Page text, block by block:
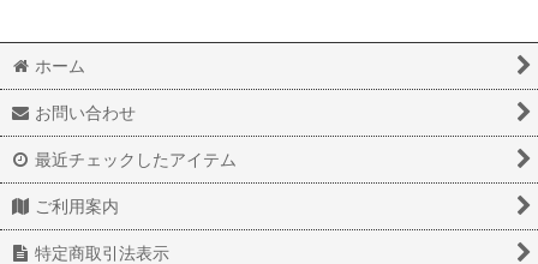
ホーム
お問い合わせ
最近チェックしたアイテム
ご利用案内
特定商取引法表示